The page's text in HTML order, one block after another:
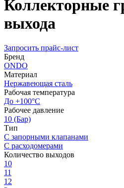
Коллекторные
выхода
Запросить прайс-лист
Бренд
ONDO
Материал
Нержавеющая сталь
Рабочая температура
До +100°С
Рабочее давление
10 (Бар)
Тип
С запорными клапанами
С расходомерами
Количество выходов
10
11
12